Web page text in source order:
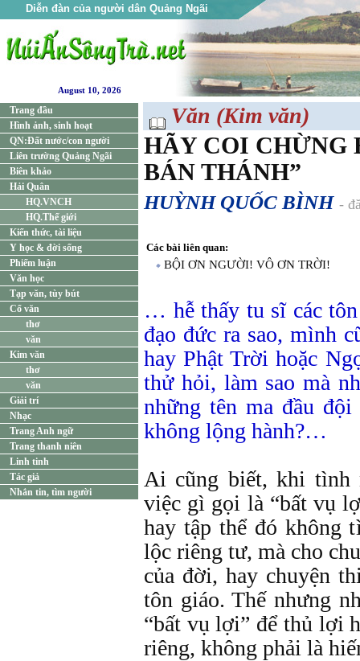
Diễn đàn của người dân Quảng Ngãi
August 10, 2026
Trang đầu
Hình ảnh, sinh hoạt
QN:Đất nước/con người
Liên trường Quảng Ngãi
Biên khảo
Hải Quân
HQ.VNCH
HQ.Thế giới
Kiến thức, tài liệu
Y học & đời sống
Phiếm luận
Văn học
Tạp văn, tùy bút
Cổ văn
thơ
văn
Kim văn
thơ
văn
Giải trí
Nhạc
Trang Anh ngữ
Trang thanh niên
Linh tinh
Tác giả
Nhắn tin, tìm người
Văn (Kim văn)
HÃY COI CHỪNG
BÁN THÁNH”
HUỲNH QUỐC BÌNH -
Các bài liên quan:
BỘI ƠN NGƯỜI! VÔ ƠN TRỜI!
… hễ thấy tu sĩ các
đạo đức ra sao, mình
hay Phật Trời hoặc
thử hỏi, làm sao mà
những tên ma đầu
không lộng hành?…
Ai cũng biết, khi tình
việc gì gọi là “bất vụ
hay tập thể đó không
lộc riêng tư, mà cho
của đời, hay chuyện
tôn giáo. Thế nhưng
“bất vụ lợi” để thủ lợi
riêng, không phải là